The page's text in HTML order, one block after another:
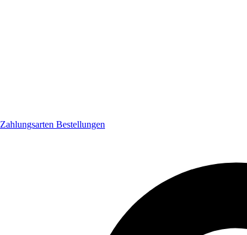
Zahlungsarten Bestellungen